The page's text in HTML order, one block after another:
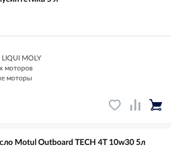
MOLY
моторов
моторы
Motul Outboard TECH 4T 10w30 5л